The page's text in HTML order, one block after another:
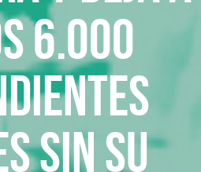
6.000
sin su